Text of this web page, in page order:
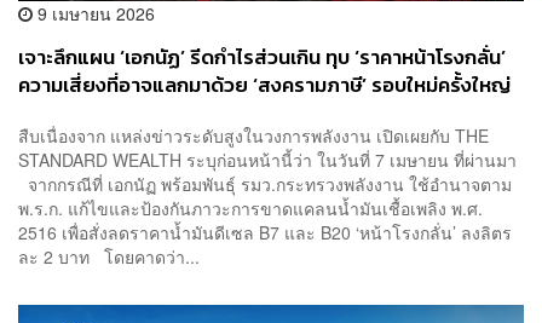
9 เมษายน 2026
เจาะลึกแผน ‘เอกนัฏ’ รีดกำไรส่วนเกิน ทุบ ‘ราคาหน้าโรงกลั่น’
ความเสี่ยงที่อาจแลกมาด้วย ‘สงครามภาษี’ รอบใหม่ครั้งใหญ่
สืบเนื่องจาก แหล่งข่าวระดับสูงในวงการพลังงาน เปิดเผยกับ THE
STANDARD WEALTH ระบุก่อนหน้านี้ว่า ในวันที่ 7 เมษายน ที่ผ่านมา
จากกรณีที่ เอกนัฏ พร้อมพันธุ์ รมว.กระทรวงพลังงาน ใช้อำนาจตาม
พ.ร.ก. แก้ไขและป้องกันภาวะการขาดแคลนน้ำมันเชื้อเพลิง พ.ศ.
2516 เพื่อสั่งลดราคาน้ำมันดีเซล B7 และ B20 ‘หน้าโรงกลั่น’ ลงลิตร
ละ 2 บาท โดยคาดว่า...